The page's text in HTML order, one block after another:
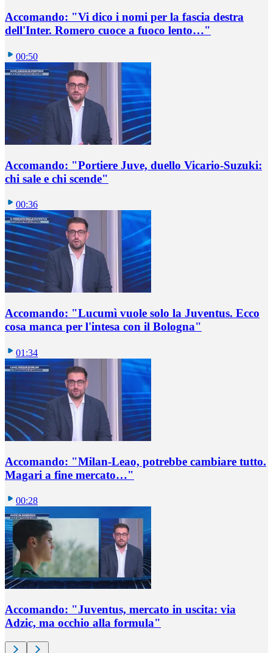
Accomando: "Vi dico i nomi per la fascia destra
dell'Inter. Romero cuoce a fuoco lento…"
00:50
Accomando: "Portiere Juve, duello Vicario-Suzuki:
chi sale e chi scende"
00:36
Accomando: "Lucumì vuole solo la Juventus. Ecco
cosa manca per l'intesa con il Bologna"
01:34
Accomando: "Milan-Leao, potrebbe cambiare tutto.
Magari a fine mercato…"
00:28
Accomando: "Juventus, mercato in uscita: via
Adzic, ma occhio alla formula"